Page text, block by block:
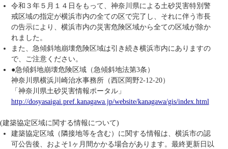
令和３年５月１４日をもって、神奈川県による土砂災害特別警
戒区域の指定が横浜市内の全ての区で完了し、それに伴う市長
の告示により、横浜市内の災害危険区域から全ての区域が除か
れました。
また、急傾斜地崩壊危険区域は引き続き横浜市内にありますの
で、ご注意ください。
●急傾斜地崩壊危険区域（急傾斜地法第3条）
神奈川県横浜川崎治水事務所（西区岡野2-12-20）
「神奈川県土砂災害情報ポータル」
http://dosyasaigai.pref.kanagawa.jp/website/kanagawa/gis/index.html
(建築協定区域に関する情報について)
建築協定区域（隣接地等を含む）に関する情報は、横浜市の認
可公告後、およそ1ヶ月間かかる場合があります。最終更新日以